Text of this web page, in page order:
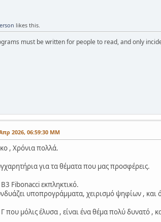
likes this.
must be written for people to read, and only
2026, 06:59:30 ΜΜ
, Χρόνια πολλά.
για τα θέματα που μας προσφέρεις.
Fibonacci εκπληκτικό.
υποπρογράμματα, χειρισμό ψηφίων , και
που μόλις έλυσα , είναι ένα θέμα πολύ δυνατό ,